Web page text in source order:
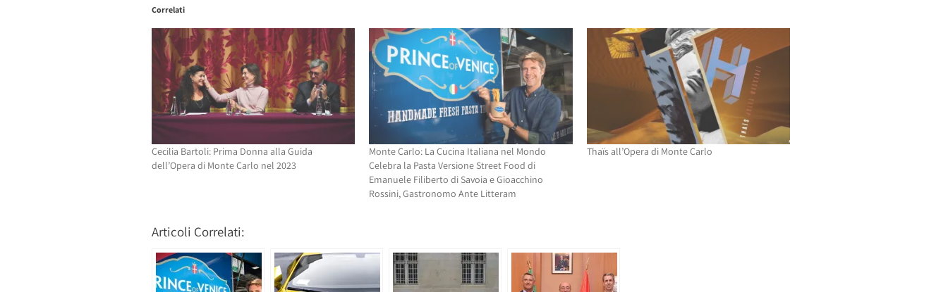
(Si
in
una
nuova
finestra)
una
nuova
finestra)
Correlati
Cecilia Bartoli: Prima Donna alla Guida
dell’Opera di Monte Carlo nel 2023
Monte Carlo: La Cucina Italiana nel Mondo
Celebra la Pasta Versione Street Food di
Emanuele Filiberto di Savoia e Gioacchino
Rossini, Gastronomo Ante Litteram
Thaïs all’Opera di Monte Carlo
Articoli Correlati: